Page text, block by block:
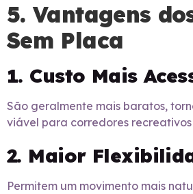
5. Vantagens
Sem Placa
1. Custo Mais
São geralmente mais baratos,
viável para corredores recreativos
2. Maior
Permitem um movimento mais